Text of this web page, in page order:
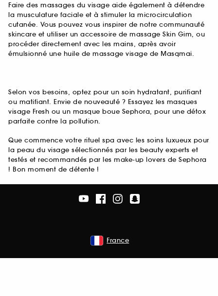
Faire des massages du visage aide également à détendre
la musculature faciale et à stimuler la microcirculation
cutanée. Vous pouvez vous inspirer de notre communauté
skincare et utiliser un accessoire de massage Skin Gim, ou
procéder directement avec les mains, après avoir
émulsionné une huile de massage visage de Masqmai.
Selon vos besoins, optez pour un soin hydratant, purifiant
ou matifiant. Envie de nouveauté ? Essayez les masques
visage Fresh ou un masque boue Sephora, pour une détox
parfaite contre la pollution.
Que commence votre rituel spa avec les soins luxueux pour
la peau du visage sélectionnés par les beauty experts et
testés et recommandés par les make-up lovers de Sephora
! Bon moment de détente !
France